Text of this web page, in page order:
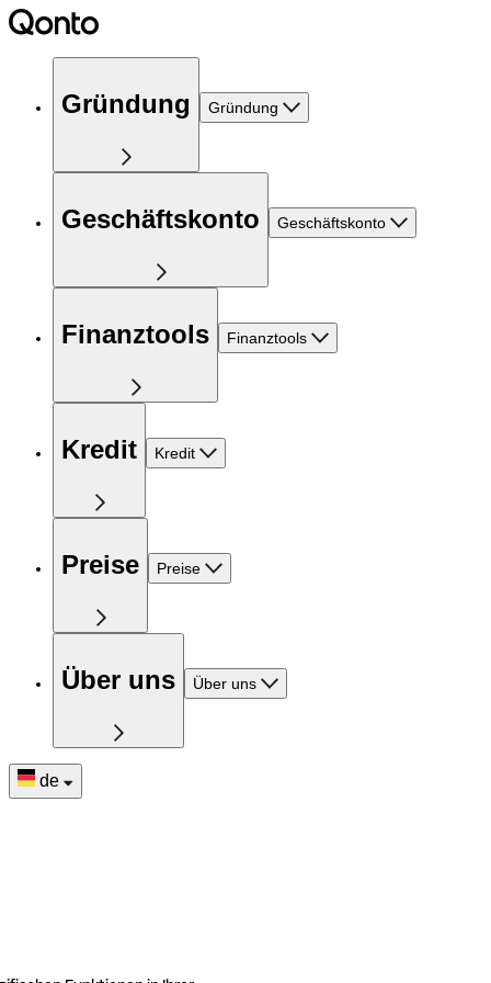
Gründung Gründung
Geschäftskonto Geschäftskonto
Finanztools Finanztools
Kredit Kredit
Preise Preise
Über uns Über uns
de